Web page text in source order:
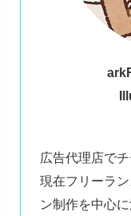
ark
広告代理店で
現在フリーラ
ン制作を中心に